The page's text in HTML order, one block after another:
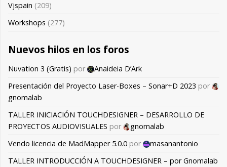
Vjspain (209)
Workshops (277)
Nuevos hilos en los foros
Nuvation 3 (Gratis) por
Anaideia D’Ark
Presentación del Proyecto Laser-Boxes – Sonar+D 2023 por
gnomalab
TALLER INICIACIÓN TOUCHDESIGNER – DESARROLLO DE
PROYECTOS AUDIOVISUALES por
gnomalab
Vendo licencia de MadMapper 5.0.0 por
masanantonio
TALLER INTRODUCCIÓN A TOUCHDESIGNER – por Gnomalab